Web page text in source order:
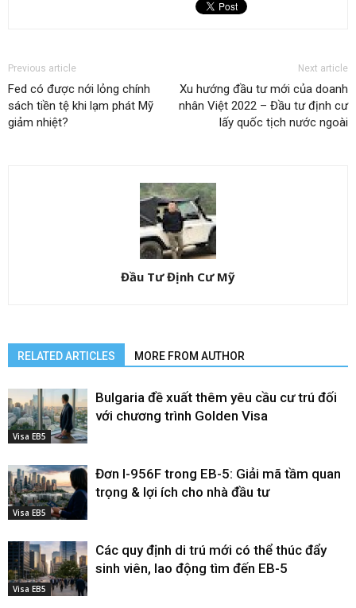
Previous article
Fed có được nới lỏng chính
sách tiền tệ khi lạm phát Mỹ
giảm nhiệt?
Next article
Xu hướng đầu tư mới của doanh
nhân Việt 2022 – Đầu tư định cư
lấy quốc tịch nước ngoài
Đầu Tư Định Cư Mỹ
RELATED ARTICLES MORE FROM AUTHOR
Visa EB5
Bulgaria đề xuất thêm yêu cầu cư trú đối
với chương trình Golden Visa
Visa EB5
Đơn I-956F trong EB-5: Giải mã tầm quan
trọng & lợi ích cho nhà đầu tư
Visa EB5
Các quy định di trú mới có thể thúc đẩy
sinh viên, lao động tìm đến EB-5